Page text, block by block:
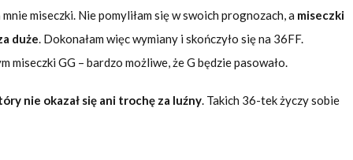
miseczki. Nie pomyliłam się w swoich prognozach, a miseczki
duże. Dokonałam więc wymiany i skończyło się na 36FF.
GG – bardzo możliwe, że G będzie pasowało.
nie okazał się ani trochę za luźny. Takich 36-tek życzy sobie